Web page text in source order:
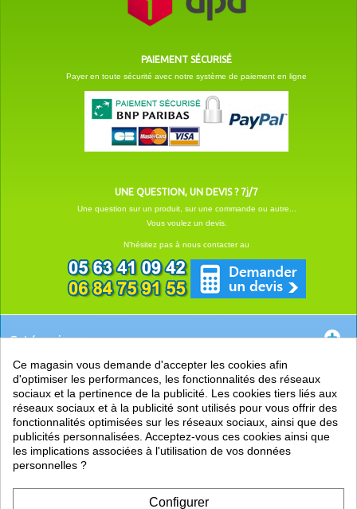
PAIEMENT SÉCURISÉ
Payer en toute sécurité avec notre système de paiement en ligne
UNE QUESTION, UN DEVIS ? 7j/7
Une question sur un produit, sur une commande ou autre...
Vous voulez un devis.
N'hésitez pas à nous contacter au
Catégories
EN SAVOIR +
PRATIQUE
LIENS
Ce magasin vous demande d'accepter les cookies afin
d'optimiser les performances, les fonctionnalités des réseaux
sociaux et la pertinence de la publicité. Les cookies tiers liés aux
réseaux sociaux et à la publicité sont utilisés pour vous offrir des
fonctionnalités optimisées sur les réseaux sociaux, ainsi que des
publicités personnalisées. Acceptez-vous ces cookies ainsi que
les implications associées à l'utilisation de vos données
personnelles ?
Configurer